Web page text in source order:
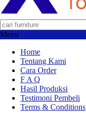
Menu
Home
Tentang Kami
Cara Order
F A Q
Hasil Produksi
Testimoni Pembeli
Terms & Conditions